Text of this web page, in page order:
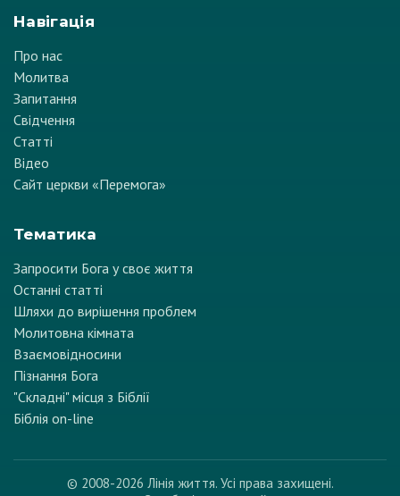
Навігація
Про нас
Молитва
Запитання
Свідчення
Статті
Відео
Сайт церкви «Перемога»
Тематика
Запросити Бога у своє життя
Останні статті
Шляхи до вирішення проблем
Молитовна кімната
Взаємовідносини
Пізнання Бога
"Складні" місця з Біблії
Біблія on-line
© 2008-2026 Лінія життя. Усі права захищені.